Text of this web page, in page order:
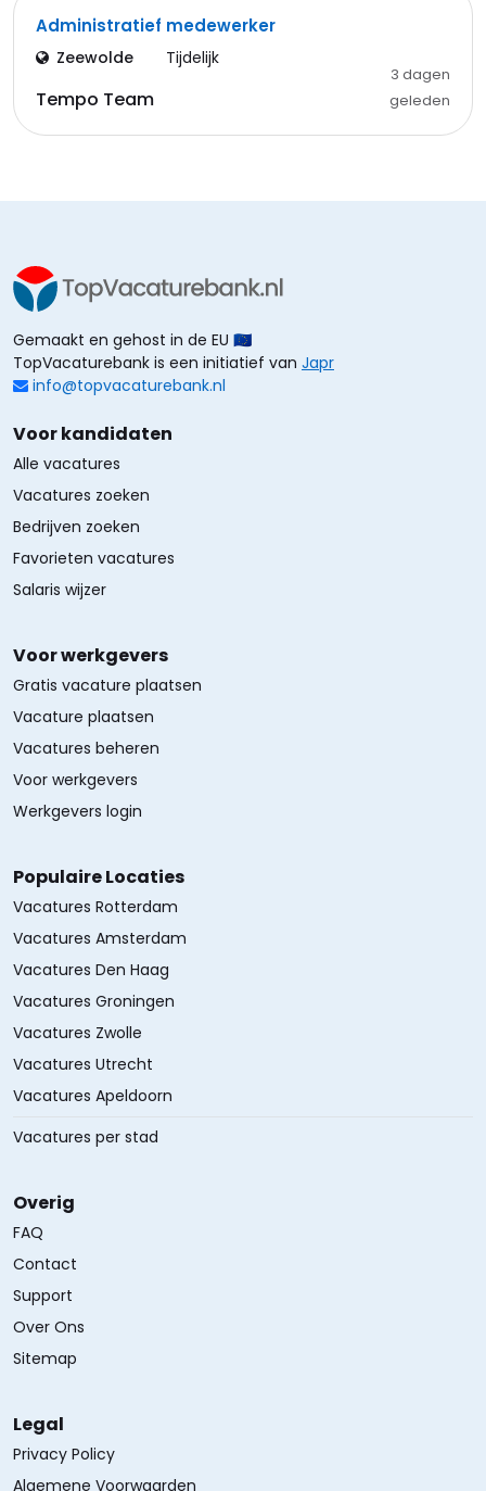
Administratief medewerker
Zeewolde Tijdelijk
Tempo Team
3 dagen
geleden
Gemaakt en gehost in de EU 🇪🇺
TopVacaturebank is een initiatief van Japr
info@topvacaturebank.nl
Voor kandidaten
Alle vacatures
Vacatures zoeken
Bedrijven zoeken
Favorieten vacatures
Salaris wijzer
Voor werkgevers
Gratis vacature plaatsen
Vacature plaatsen
Vacatures beheren
Voor werkgevers
Werkgevers login
Populaire Locaties
Vacatures Rotterdam
Vacatures Amsterdam
Vacatures Den Haag
Vacatures Groningen
Vacatures Zwolle
Vacatures Utrecht
Vacatures Apeldoorn
Vacatures per stad
Overig
FAQ
Contact
Support
Over Ons
Sitemap
Legal
Privacy Policy
Algemene Voorwaarden